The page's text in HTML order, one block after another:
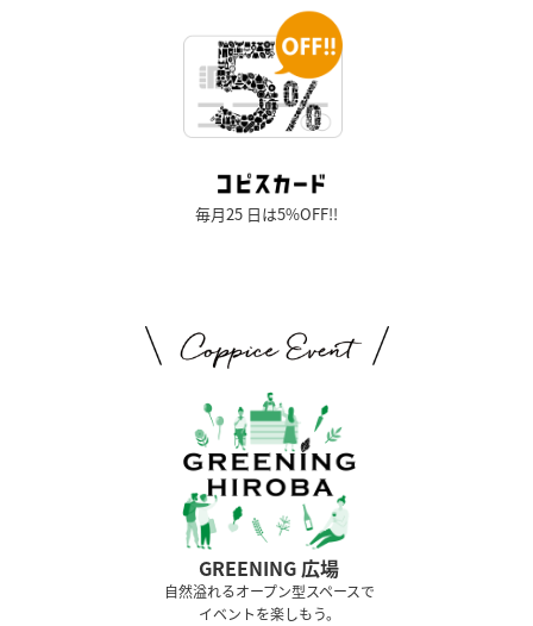
毎月25 日は5%OFF!!
GREENING 広場
⾃然溢れるオープン型スペースで
イベントを楽しもう。